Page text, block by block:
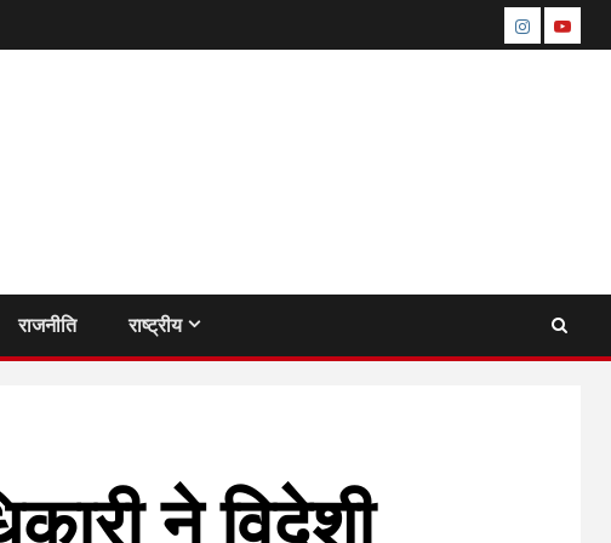
instagram
राजनीति राष्ट्रीय
ने विदेशी